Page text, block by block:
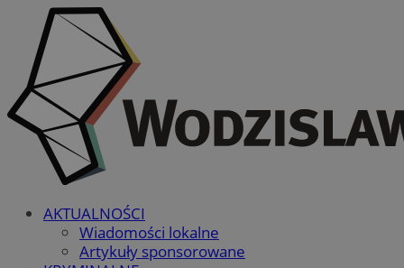
AKTUALNOŚCI
Wiadomości lokalne
Artykuły sponsorowane